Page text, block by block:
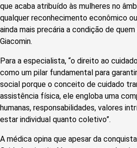
que acaba atribuído às mulheres no
qualquer reconhecimento econômico
ainda mais precária a condição de
Giacomin.
Para a especialista, “o direito ao
como um pilar fundamental para
social porque o conceito de cuidado
assistência física, ele engloba uma
humanas, responsabilidades, valores
estar individual quanto coletivo”.
A médica opina que apesar da